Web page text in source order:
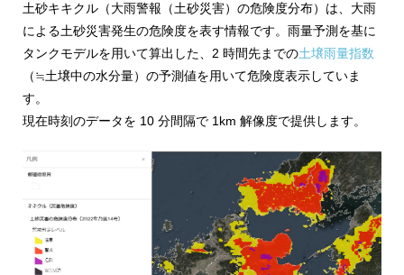
ン
ス・
位
置
情
報
活
用
析、
SCM、
リ
ス
ク
対
策、
等
の
地
図
土砂キキクル（大雨警報（土砂災害）の危険度分布）は、大雨
による土砂災害発生の危険度を表す情報です。雨量予測を基に
タンクモデルを用いて算出した、2 時間先までの土壌雨量指数
（≒土壌中の水分量）の予測値を用いて危険度表示していま
す。
現在時刻のデータを 10 分間隔で 1km 解像度で提供します。